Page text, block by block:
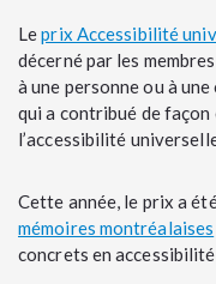
Leprix Accessibilité
décerné par les
à une personne ou à
qui a contribué de
l’accessibilité
Cette année, le prix a
mémoires montréalaises
concrets en